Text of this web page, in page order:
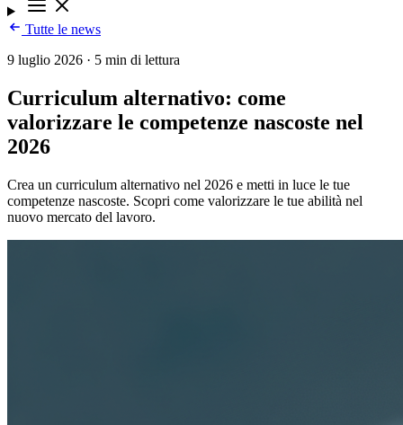
Tutte le news
9 luglio 2026 · 5 min di lettura
Curriculum alternativo: come
valorizzare le competenze nascoste nel
2026
Crea un curriculum alternativo nel 2026 e metti in luce le tue
competenze nascoste. Scopri come valorizzare le tue abilità nel
nuovo mercato del lavoro.